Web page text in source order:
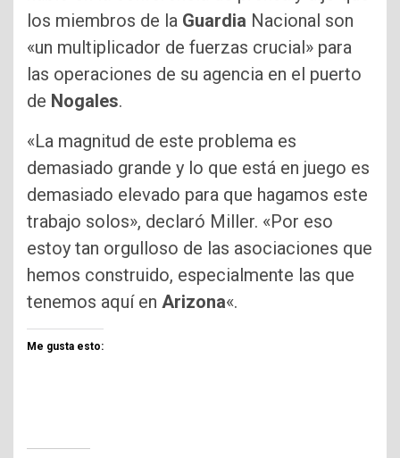
los miembros de la Guardia Nacional son
«un multiplicador de fuerzas crucial» para
las operaciones de su agencia en el puerto
de Nogales.
«La magnitud de este problema es
demasiado grande y lo que está en juego es
demasiado elevado para que hagamos este
trabajo solos», declaró Miller. «Por eso
estoy tan orgulloso de las asociaciones que
hemos construido, especialmente las que
tenemos aquí en Arizona«.
Me gusta esto: